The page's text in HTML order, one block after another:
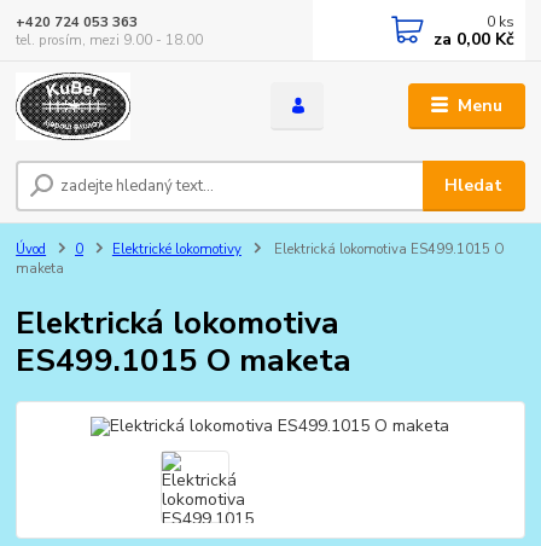
Menu
Hledat
+420 724 053 363
tel. prosím, mezi 9.00 - 18.00
0 ks
za 0,00 Kč
Úvod 0 Elektrické lokomotivy
Elektrická lokomotiva ES499.1015 O
maketa
Elektrická lokomotiva
ES499.1015 O maketa